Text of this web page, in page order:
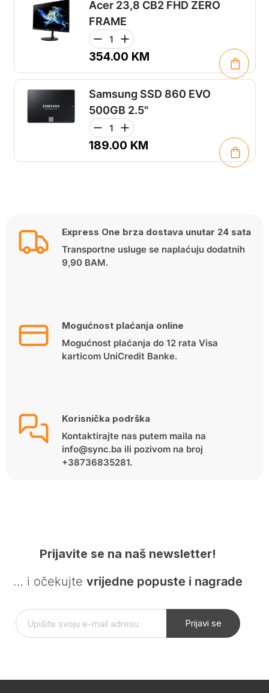
Acer 23,8 CB2 FHD ZERO
FRAME
354.00 KM
Samsung SSD 860 EVO
500GB 2.5"
189.00 KM
Express One brza dostava unutar 24 sata
Transportne usluge se naplaćuju dodatnih
9,90 BAM.
Mogućnost plaćanja online
Mogućnost plaćanja do 12 rata Visa
karticom UniCredit Banke.
Korisnička podrška
Kontaktirajte nas putem maila na
info@sync.ba ili pozivom na broj
+38736835281.
Prijavite se na naš newsletter!
… i očekujte vrijedne popuste i nagrade
Prijavi se